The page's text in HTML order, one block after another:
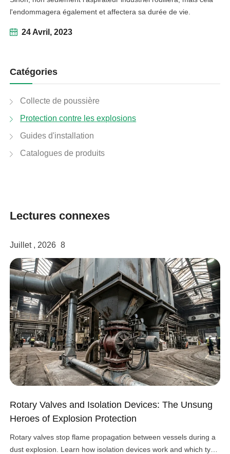
24 Avril, 2023
Catégories
Collecte de poussière
Protection contre les explosions
Guides d'installation
Catalogues de produits
l'endommagera également et affectera sa durée de vie.
Lectures connexes
Juillet , 2026 8
Rotary Valves and Isolation Devices: The Unsung
Heroes of Explosion Protection
Rotary valves stop flame propagation between vessels during a
dust explosion. Learn how isolation devices work and which type